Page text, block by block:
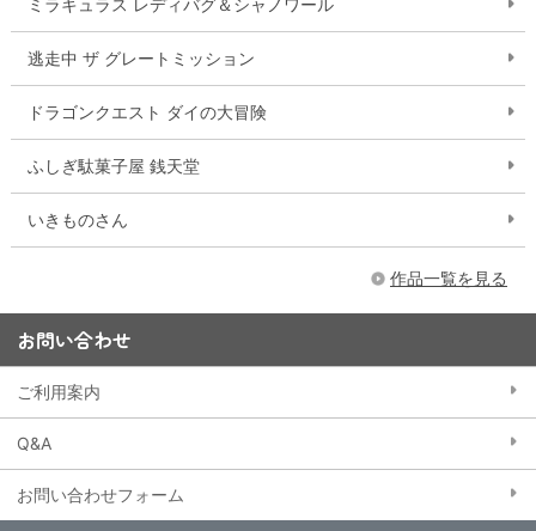
逃走中 ザ グレートミッション
ドラゴンクエスト ダイの大冒険
ふしぎ駄菓子屋 銭天堂
いきものさん
作品一覧を見る
お問い合わせ
ご利用案内
Q&A
お問い合わせフォーム